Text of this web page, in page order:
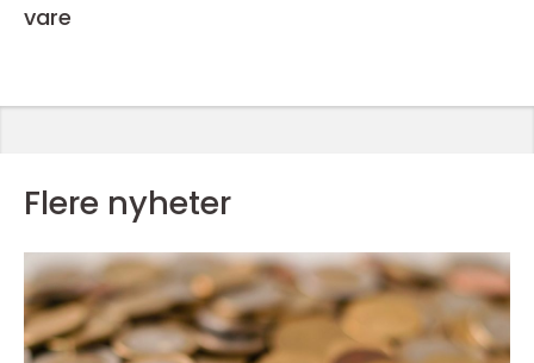
vare
Flere nyheter